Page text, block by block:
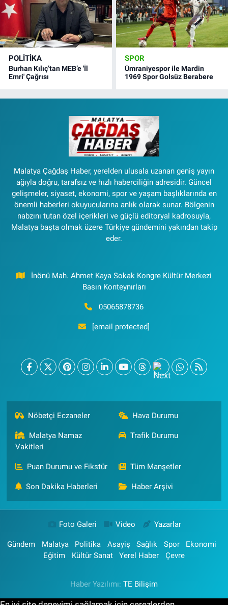
POLITIKA
Burhan Kılıç’tan MEB’e 'İl
Emri' Çağrısı
SPOR
Ümraniyespor ile Mardin
1969 Spor Golsüz Berabere
Malatya Çağdaş Haber, yerelden ulusala uzanan geniş yayın
ağıyla doğru, tarafsız ve hızlı haberciliğin adresidir. Güncel
gelişmeler, siyaset, ekonomi, spor ve yaşam başlıklarında en
önemli haberleri okuyucularına anlık olarak sunar. Bölgenin
nabzını tutan özel içerikleri ve güçlü editoryal kadrosuyla,
Malatya başta olmak üzere Türkiye gündemini yakından takip
eder.
İnönü Mah. Ahmet Kaya Sokak Kongre Kültür Merkezi
Basın Konteynırları
05065878736
[email protected]
Nöbetçi Eczaneler Hava Durumu
Malatya Namaz
Vakitleri
Trafik Durumu
Puan Durumu ve Fikstür Tüm Manşetler
Son Dakika Haberleri Haber Arşivi
Foto Galeri Video Yazarlar
Gündem Malatya Politika Asayiş Sağlık Spor
Ekonomi
Eğitim
Kültür Sanat Yerel Haber Çevre
Haber Yazılımı: TE Bilişim